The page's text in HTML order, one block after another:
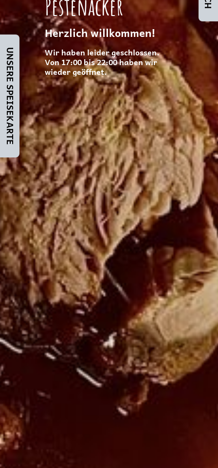
Pestenacker
Herzlich willkommen!
Wir haben leider geschlossen.
Von 17:00 bis 22:00 haben wir
wieder geöffnet.
UNSERE SPEISEKARTE